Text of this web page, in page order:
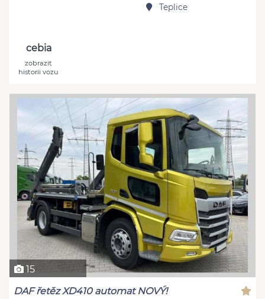
Teplice
cebia
zobrazit
historii vozu
15
DAF řetěz XD410 automat NOVÝ!